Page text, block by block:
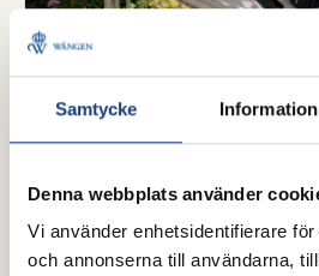
Samtycke Information
Denna webbplats använder
Vi använder enhetsidentifierare
och annonserna till användarna,
perfekt sällskap i
sommar